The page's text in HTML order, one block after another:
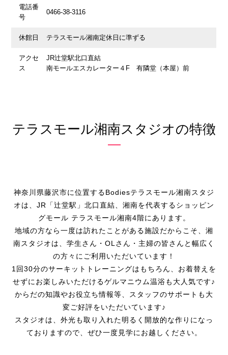
電話番
号
0466-38-3116
休館日 テラスモール湘南定休日に準ずる
アクセ
ス
JR辻堂駅北口直結
南モールエスカレーター４F 有隣堂（本屋）前
テラスモール湘南スタジオの特徴
神奈川県藤沢市に位置するBodiesテラスモール湘南スタジ
オは、JR「辻堂駅」北口直結、湘南を代表するショッピン
グモール テラスモール湘南4階にあります。
地域の方なら一度は訪れたことがある施設だからこそ、湘
南スタジオは、学生さん・OLさん・主婦の皆さんと幅広く
の方々にご利用いただいています！
1回30分のサーキットトレーニングはもちろん、お着替えを
せずにお楽しみいただけるゲルマニウム温浴も大人気です♪
からだの知識やお役立ち情報等、スタッフのサポートも大
変ご好評をいただいています♪
スタジオは、外光も取り入れた明るく開放的な作りになっ
ておりますので、ぜひ一度見学にお越しください。